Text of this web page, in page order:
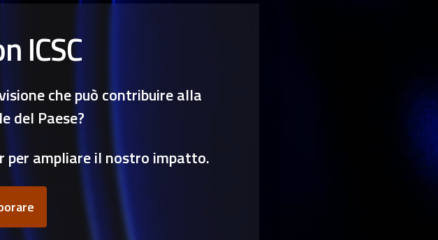
ICSC
che può contribuire alla
del Paese?
per ampliare il nostro impatto.